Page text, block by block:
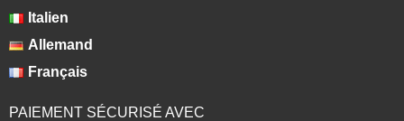
Italien
Allemand
Français
PAIEMENT SÉCURISÉ AVEC